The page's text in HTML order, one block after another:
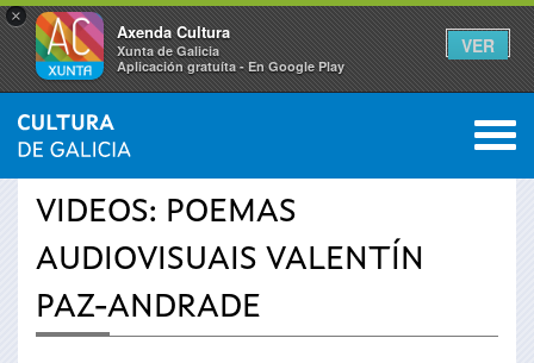
×
Axenda Cultura
Xunta de Galicia
Aplicación gratuíta - En Google Play
VER
Vostede
aquí
INICIO › ACTUALIDADE 0
VIDEOS: POEMAS
AUDIOVISUAIS VALENTÍN
PAZ-ANDRADE